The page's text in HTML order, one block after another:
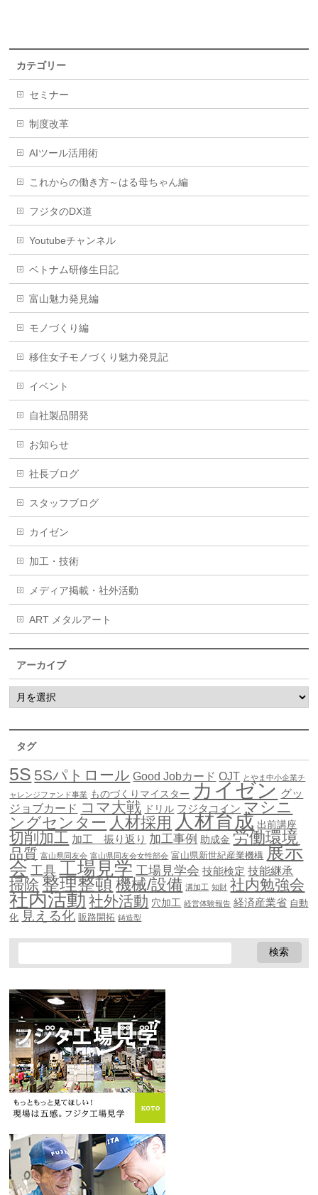
カテゴリー
セミナー
制度改革
AIツール活用術
これからの働き方～はる母ちゃん編
フジタのDX道
Youtubeチャンネル
ベトナム研修生日記
富山魅力発見編
モノづくり編
移住女子モノづくり魅力発見記
イベント
自社製品開発
お知らせ
社長ブログ
スタッフブログ
カイゼン
加工・技術
メディア掲載・社外活動
ART メタルアート
アーカイブ
タグ
5S 5Sパトロール Good Jobカード OJT とやま中小企業チ
ャレンジファンド事業 ものづくりマイスター カイゼン グッ
ジョブカード コマ大戦 ドリル フジタコイン マシニ
ングセンター 人材採用 人材育成 出前講座
切削加工 加工 振り返り 加工事例 助成金 労働環境
品質 富山県同友会 富山県同友会女性部会 富山県新世紀産業機構 展示
会 工具 工場見学 工場見学会 技能検定 技能継承
掃除 整理整頓機械/設備 溝加工 知財 社内勉強会
社内活動社外活動 穴加工 経営体験報告 経済産業省 自動
化 見える化 販路開拓 鋳造型